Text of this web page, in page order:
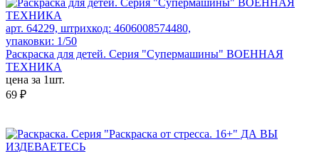
арт. 64229, штрихкод: 4606008574480,
упаковки: 1/50
Раскраска для детей. Серия "Супермашины" ВОЕННАЯ
ТЕХНИКА
цена за 1шт.
69 ₽